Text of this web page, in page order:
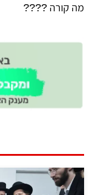
מה קורה ????